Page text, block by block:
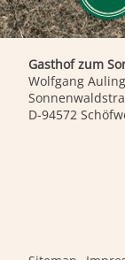
Gasthof zum
Wolfgang
D-94572